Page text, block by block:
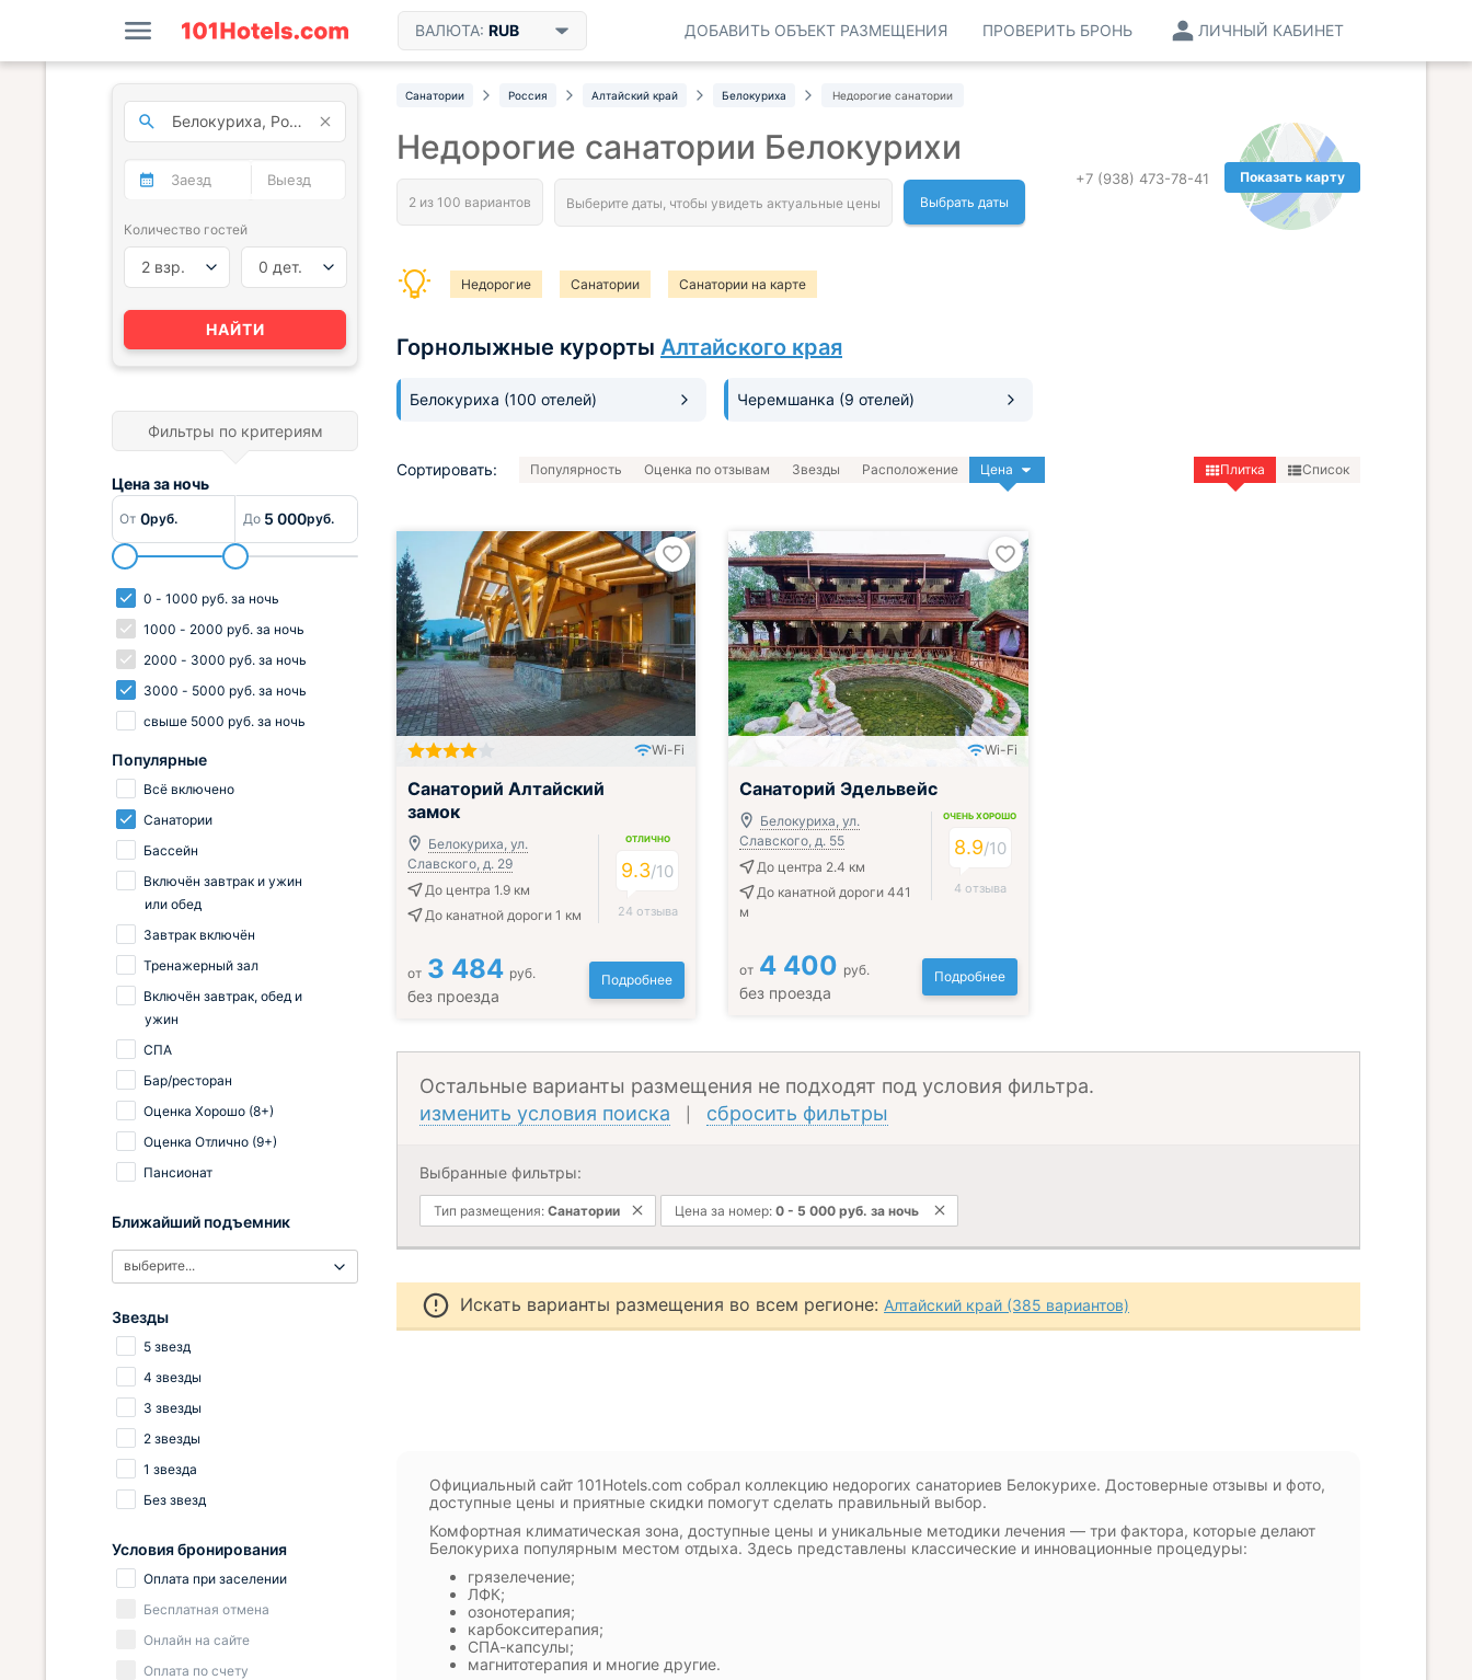
ВАЛЮТА: RUB ЛИЧНЫЙ КАБИНЕТ
ПРОВЕРИТЬ БРОНЬ
ДОБАВИТЬ ОБЪЕКТ РАЗМЕЩЕНИЯ
Санатории Россия Алтайский край Белокуриха Недорогие санатории
Показать карту
+7 (938) 473-78-41
Недорогие санатории Белокурихи
Выбрать даты
Недорогие Санатории Санатории на карте
Горнолыжные курорты Алтайского края
Белокуриха (100 отелей) Черемшанка (9 отелей)
Сортировать: Популярность Оценка по отзывам Звезды Расположение Цена Плитка Список
Включён завтрак, обед и ужин
Wi-Fi
Санаторий Алтайский
замок
Белокуриха, ул.
Славского, д. 29
До центра 1.9 км
До канатной дороги 1 км
ОТЛИЧНО
9.3/10
24 отзыва
от 3 484 руб.
без проезда
Подробнее
Wi-Fi
Санаторий Эдельвейс
Белокуриха, ул.
Славского, д. 55
До центра 2.4 км
До канатной дороги 441
м
ОЧЕНЬ ХОРОШО
8.9/10
4 отзыва
от 4 400 руб.
без проезда
Подробнее
Остальные варианты размещения не подходят под условия фильтра.
изменить условия поиска
сбросить фильтры
Выбранные фильтры:
Тип размещения: Санатории Цена за номер: 0 - 5 000 руб. за ночь
Искать варианты размещения во всем регионе: Алтайский край (385 вариантов)
Официальный сайт 101Hotels.com собрал коллекцию недорогих санаториев Белокурихе. Достоверные отзывы и фото,
доступные цены и приятные скидки помогут сделать правильный выбор.
Комфортная климатическая зона, доступные цены и уникальные методики лечения — три фактора, которые делают
Белокуриха популярным местом отдыха. Здесь представлены классические и инновационные процедуры:
грязелечение;
ЛФК;
озонотерапия;
карбокситерапия;
СПА-капсулы;
магнитотерапия и многие другие.
Количество гостей
2 взр. 0 дет.
НАЙТИ
Фильтры по критериям
Цена заночь
От 0руб. До 5 000руб.
0 - 1000 руб. за ночь
1000 - 2000 руб. за ночь
2000 - 3000 руб. за ночь
3000 - 5000 руб. за ночь
свыше 5000 руб. за ночь
Популярные
Всё включено
Санатории
Бассейн
Включён завтрак и ужин
или обед
Завтрак включён
Тренажерный зал
Включён завтрак, обед и
ужин
СПА
Бар/ресторан
Оценка Хорошо (8+)
Оценка Отлично (9+)
Пансионат
Ближайший подъемник
выберите...
Звезды
5 звезд
4 звезды
3 звезды
2 звезды
1 звезда
Без звезд
Условия бронирования
Оплата при заселении
Бесплатная отмена
Онлайн на сайте
Оплата по счету